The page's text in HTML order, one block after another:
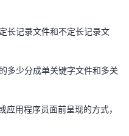
长记录文件和不定长记录文
多少分成单关键字文件和多关
用程序员面前呈现的方式，